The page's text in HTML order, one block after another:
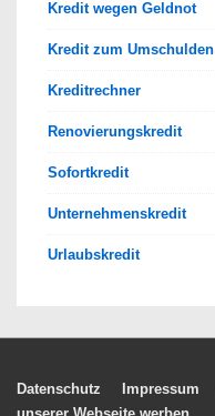
Kredit wegen Geldnot
Kredit zum Umschulden
Kreditrechner
Renovierungskredit
Sofortkredit
Unternehmenskredit
Urlaubskredit
Footer-
Datenschutz Impressum